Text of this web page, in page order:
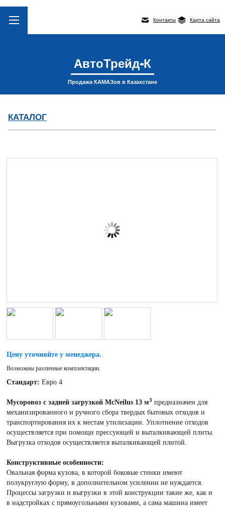
Контакты Карта сайта
АвтоТрейд-К
Продажа КАМАЗов в Казахстане
КАТАЛОГ
Цену уточняйте у менеджера.
Возможны различные комплектации.
Стандарт: Евро 4
Мусоровоз с задней загрузкой McNeilus 13 м3 предназначен для
механизированного и ручного сбора твердых бытовых отходов и
транспортирования их к местам утилизации. Уплотнение отходов
осуществляется при помощи прессующей и выталкивающей плиты.
Выгрузка отходов осуществляется выталкивающей плитой.
Конструктивные особенности:
Овальная форма кузова, в которой боковые стенки имеют
полукруглую форму, в дополнительном усилении не нуждается.
Процессы загрузки и выгрузки в этой конструкции такие же, как и
в надстройках с прямоугольными кузовами, а сама машина имеет